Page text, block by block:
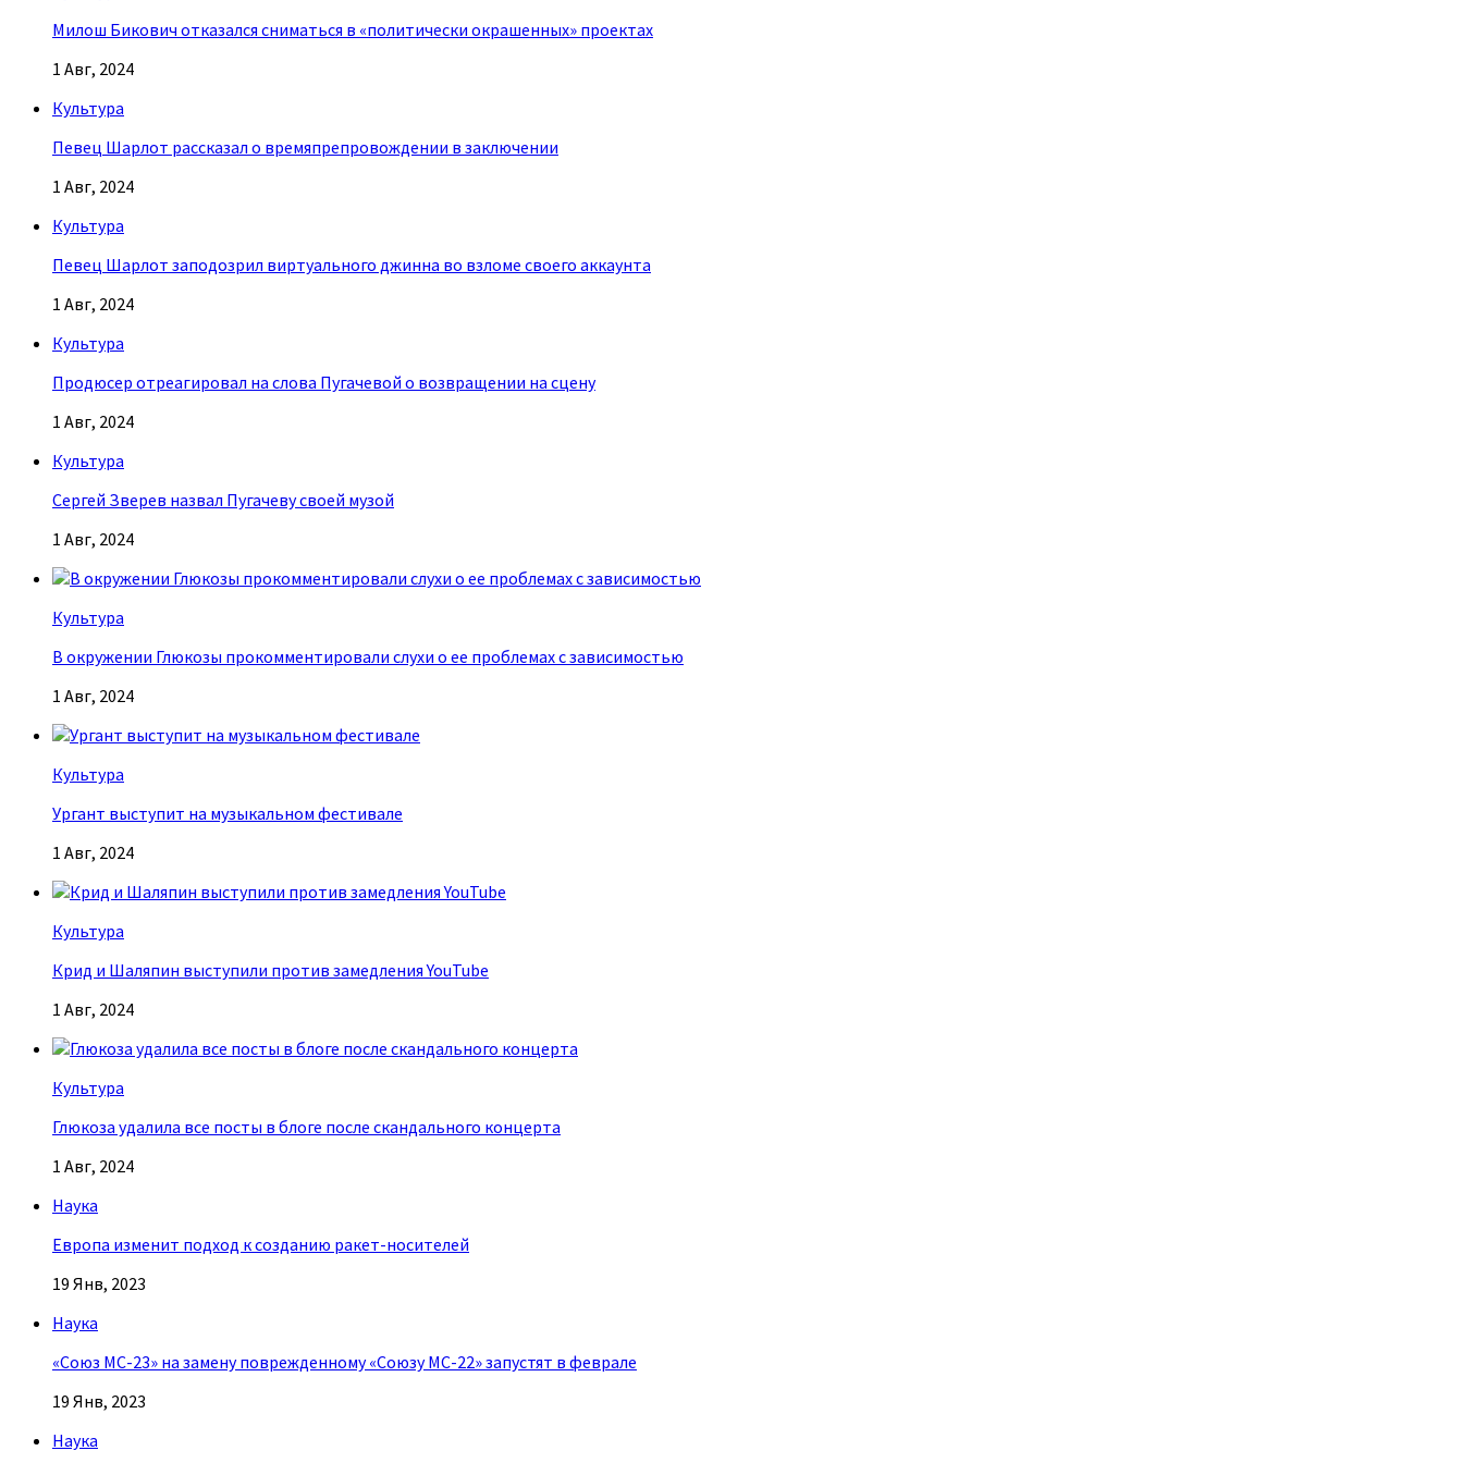
Милош Бикович отказался сниматься в «политически окрашенных» проектах
1 Авг, 2024
Культура
Певец Шарлот рассказал о времяпрепровождении в заключении
1 Авг, 2024
Культура
Певец Шарлот заподозрил виртуального джинна во взломе своего аккаунта
1 Авг, 2024
Культура
Продюсер отреагировал на слова Пугачевой о возвращении на сцену
1 Авг, 2024
Культура
Сергей Зверев назвал Пугачеву своей музой
1 Авг, 2024
Культура
В окружении Глюкозы прокомментировали слухи о ее проблемах с зависимостью
1 Авг, 2024
Культура
Ургант выступит на музыкальном фестивале
1 Авг, 2024
Культура
Крид и Шаляпин выступили против замедления YouTube
1 Авг, 2024
Культура
Глюкоза удалила все посты в блоге после скандального концерта
1 Авг, 2024
Наука
Европа изменит подход к созданию ракет-носителей
19 Янв, 2023
Наука
«Союз МС-23» на замену поврежденному «Союзу МС-22» запустят в феврале
19 Янв, 2023
Наука